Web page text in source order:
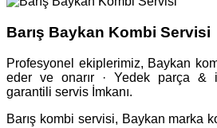
Barış Baykan Kombi Servisi
Profesyonel ekiplerimiz, Baykan
eder ve onarır · Yedek parça &
garantili servis İmkanı.
Barış kombi servisi, Baykan marka